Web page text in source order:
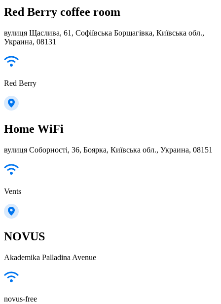
Red Berry coffee room
вулиця Щаслива, 61, Софіївська Борщагівка, Київська обл.,
Украина, 08131
Red Berry
Home WiFi
вулиця Соборності, 36, Боярка, Київська обл., Украина, 08151
Vents
NOVUS
Akademika Palladina Avenue
novus-free